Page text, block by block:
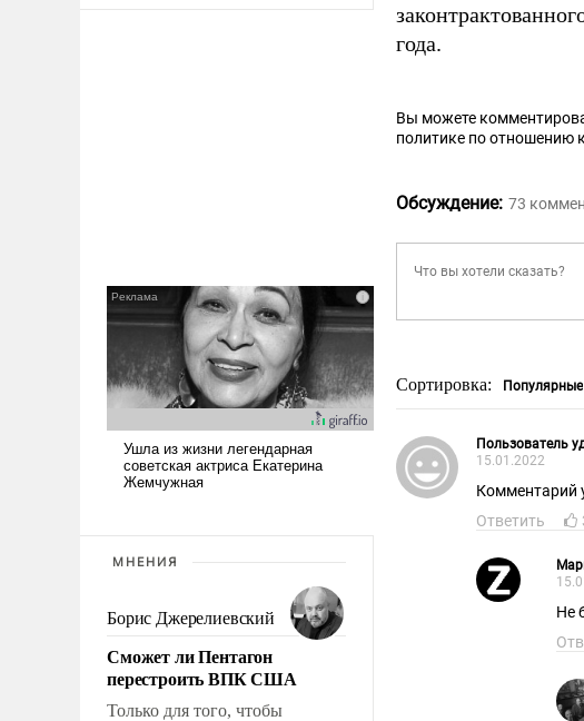
МНЕНИЯ
Борис Джерелиевский
Сможет ли Пентагон
перестроить ВПК США
Только для того, чтобы
года.
Вы можете
политике по отношению
Обсуждение: 73
Сортировка:
Пользователь
15.01.2022
Комментарий
Ответить
Не